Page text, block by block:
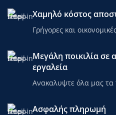
Χαμηλό κόστος
Γρήγορες και
Μεγάλη ποικιλία σε
εργαλεία
Ανακαλυψτε όλα μας τα
Ασφαλής πληρωμή